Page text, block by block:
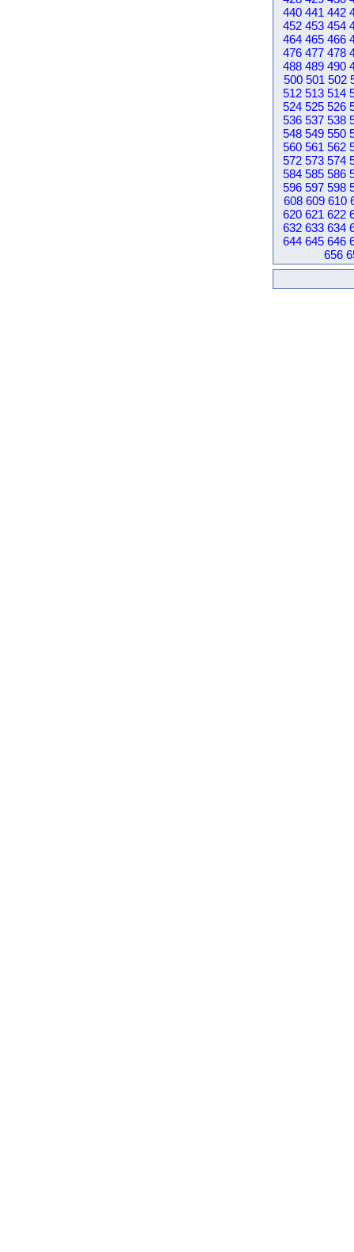
440 441 442
452 453 454
464 465 466
476 477 478
488 489 490
500 501 502
512 513 514
524 525 526
536 537 538
548 549 550
560 561 562
572 573 574
584 585 586
596 597 598
608 609 610
620 621 622
632 633 634
644 645 646
656